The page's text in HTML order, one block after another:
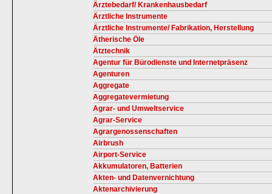
Ärztebedarf/ Krankenhausbedarf
Ärztliche Instrumente
Ärztliche Instrumente/ Fabrikation, Herstellung
Ätherische Öle
Ätztechnik
Agentur für Bürodienste und Internetpräsenz
Agenturen
Aggregate
Aggregatevermietung
Agrar- und Umweltservice
Agrar-Service
Agrargenossenschaften
Airbrush
Airport-Service
Akkumulatoren, Batterien
Akten- und Datenvernichtung
Aktenarchivierung